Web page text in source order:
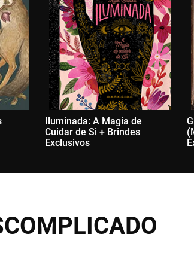
Iluminada: A Magia de
Cuidar de Si + Brindes
Exclusivos